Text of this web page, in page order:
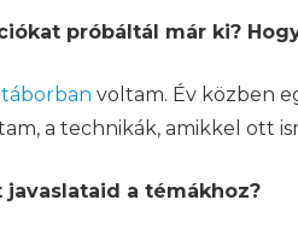
próbáltál már ki?
voltam. Év közben
a technikák, amikkel ott
javaslataid a témákhoz?